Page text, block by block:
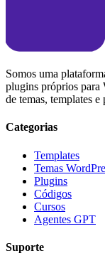
Somos uma
plugins próprios para
de temas, templates
Categorias
Templates
Temas
Plugins
Códigos
Cursos
Agentes GPT
Suporte